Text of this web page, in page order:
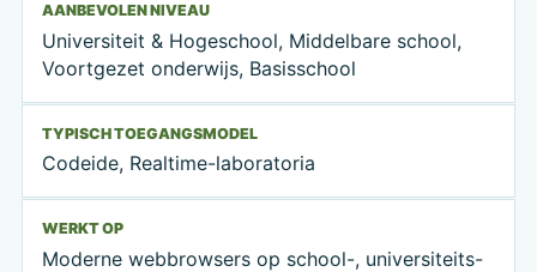
AANBEVOLEN NIVEAU
Universiteit & Hogeschool, Middelbare school,
Voortgezet onderwijs, Basisschool
TYPISCH TOEGANGSMODEL
Codeide, Realtime-laboratoria
WERKT OP
Moderne webbrowsers op school-, universiteits-